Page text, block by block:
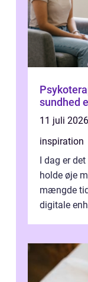
sundhed
11 juli 2026
inspiration
I dag er
holde øje
mængde
digitale